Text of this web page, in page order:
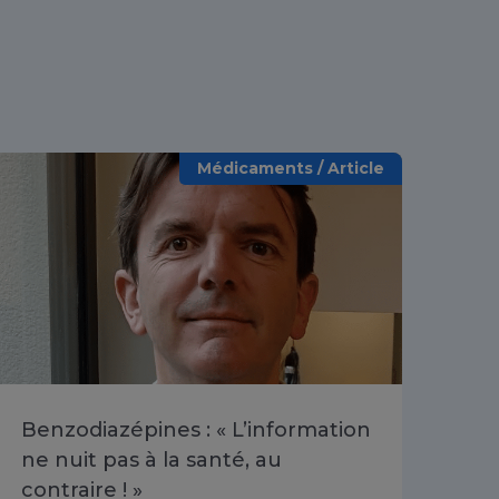
Médicaments / Article
Benzodiazépines : « L’information
ne nuit pas à la santé, au
contraire ! »